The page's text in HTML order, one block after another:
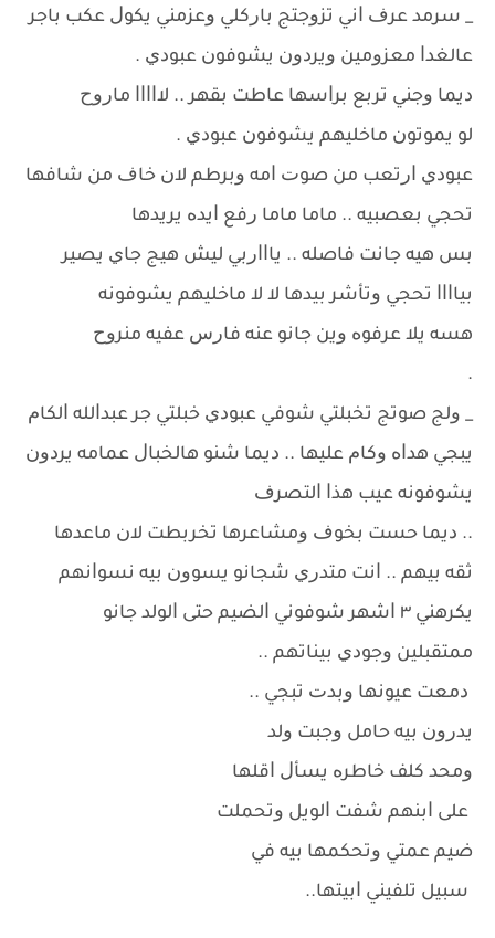
_ ﺳﺮﻣﺪ ﻋﺮﻑ ﺍﻧﻲ ﺗﺰﻭﺟﺘﺞ ﺑﺎﺭﻛﻠﻲ ﻭﻋﺰﻣﻨﻲ ﻳﻜﻮﻝ ﻋﻜﺐ ﺑﺎﺟﺮ
ﻋﺎﻟﻐﺪﺍ ﻣﻌﺰﻭﻣﻴﻦ ﻭﻳﺮﺩﻭﻥ ﻳﺸﻮﻓﻮﻥ ﻋﺒﻮﺩﻱ .
ﺩﻳﻤﺎ ﻭﺟﻨﻲ ﺗﺮﺑﻊ ﺑﺮﺍﺳﻬﺎ ﻋﺎﻃﺖ ﺑﻘﻬﺮ .. ﻻﺍﺍﺍﺍ ﻣﺎﺭﻭﺡ
ﻟﻮ ﻳﻤﻮﺗﻮﻥ ﻣﺎﺧﻠﻴﻬﻢ ﻳﺸﻮﻓﻮﻥ ﻋﺒﻮﺩﻱ .
ﻋﺒﻮﺩﻱ ﺍﺭﺗﻌﺐ ﻣﻦ ﺻﻮﺕ ﺍﻣﻪ ﻭﺑﺮﻃﻢ ﻻﻥ ﺧﺎﻑ ﻣﻦ ﺷﺎﻓﻬﺎ
ﺗﺤﺠﻲ ﺑﻌﺼﺒﻴﻪ .. ﻣﺎﻣﺎ ﻣﺎﻣﺎ ﺭﻓﻊ ﺍﻳﺪﻩ ﻳﺮﻳﺪﻫﺎ
ﺑﺲ ﻫﻴﻪ ﺟﺎﻧﺖ ﻓﺎﺻﻠﻪ .. ﻳﺎﺍﺍﺭﺑﻲ ﻟﻴﺶ ﻫﻴﺞ ﺟﺎﻱ ﻳﺼﻴﺮ
ﺑﻴﺎﺍﺍﺍ ﺗﺤﺠﻲ ﻭﺗﺄﺷﺮ ﺑﻴﺪﻫﺎ ﻻ ﻻ ﻣﺎﺧﻠﻴﻬﻢ ﻳﺸﻮﻓﻮﻧﻪ
ﻫﺴﻪ ﻳﻼ ﻋﺮﻓﻮﻩ ﻭﻳﻦ ﺟﺎﻧﻮ ﻋﻨﻪ ﻓﺎﺭﺱ ﻋﻔﻴﻪ ﻣﻨﺮﻭﺡ
.
_ ﻭﻟﺞ ﺻﻮﺗﺞ ﺗﺨﺒﻠﺘﻲ ﺷﻮﻓﻲ ﻋﺒﻮﺩﻱ ﺧﺒﻠﺘﻲ ﺟﺮ ﻋﺒﺪﺍﻟﻠﻪ ﺍﻟﻜﺎﻡ
ﻳﺒﺠﻲ ﻫﺪﺍﻩ ﻭﻛﺎﻡ ﻋﻠﻴﻬﺎ .. ﺩﻳﻤﺎ ﺷﻨﻮ ﻫﺎﻟﺨﺒﺎﻝ ﻋﻤﺎﻣﻪ ﻳﺮﺩﻭﻥ
ﻳﺸﻮﻓﻮﻧﻪ ﻋﻴﺐ ﻫﺬﺍ ﺍﻟﺘﺼﺮﻑ
.. ﺩﻳﻤﺎ ﺣﺴﺖ ﺑﺨﻮﻑ ﻭﻣﺸﺎﻋﺮﻫﺎ ﺗﺨﺮﺑﻄﺖ ﻻﻥ ﻣﺎﻋﺪﻫﺎ
ﺛﻘﻪ ﺑﻴﻬﻢ .. ﺍﻧﺖ ﻣﺘﺪﺭﻱ ﺷﺠﺎﻧﻮ ﻳﺴﻮﻭﻥ ﺑﻴﻪ ﻧﺴﻮﺍﻧﻬﻢ
ﻳﻜﺮﻫﻨﻲ ٣ ﺍﺷﻬﺮ ﺷﻮﻓﻮﻧﻲ ﺍﻟﻀﻴﻢ ﺣﺘﻰ ﺍﻟﻮﻟﺪ ﺟﺎﻧﻮ
ﻣﻤﺘﻘﺒﻠﻴﻦ ﻭﺟﻮﺩﻱ ﺑﻴﻨﺎﺗﻬﻢ ..
ﺩﻣﻌﺖ ﻋﻴﻮﻧﻬﺎ ﻭﺑﺪﺕ ﺗﺒﺠﻲ ..
ﻳﺪﺭﻭﻥ ﺑﻴﻪ ﺣﺎﻣﻞ ﻭﺟﺒﺖ ﻭﻟﺪ
ﻭﻣﺤﺪ ﻛﻠﻒ ﺧﺎﻃﺮﻩ ﻳﺴﺄﻝ ﺍﻗﻠﻬﺎ
ﻋﻠﻰ ﺍﺑﻨﻬﻢ ﺷﻔﺖ ﺍﻟﻮﻳﻞ ﻭﺗﺤﻤﻠﺖ
ﺿﻴﻢ ﻋﻤﺘﻲ ﻭﺗﺤﻜﻤﻬﺎ ﺑﻴﻪ ﻓﻲ
ﺳﺒﻴﻞ ﺗﻠﻔﻴﻨﻲ ﺍﺑﻴﺘﻬﺎ..